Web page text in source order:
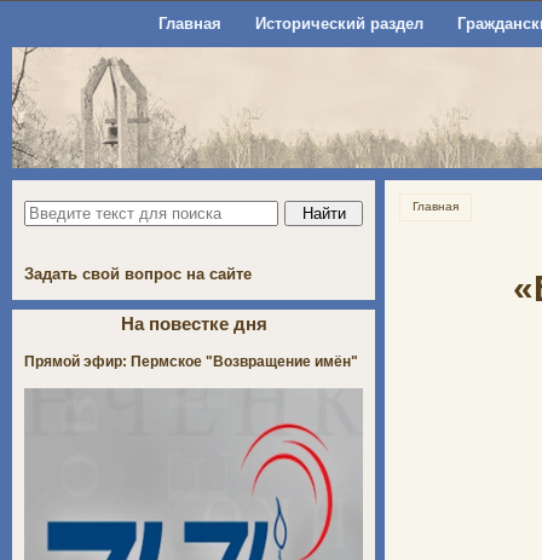
Главная Исторический раздел
Главная
Задать свой вопрос на сайте
На повестке дня
Прямой эфир: Пермское "Возвращение имён"